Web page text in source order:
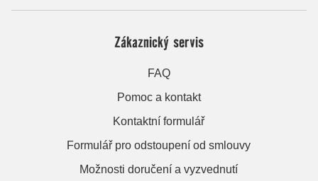
Zákaznický servis
FAQ
Pomoc a kontakt
Kontaktní formulář
Formulář pro odstoupení od smlouvy
Možnosti doručení a vyzvednutí